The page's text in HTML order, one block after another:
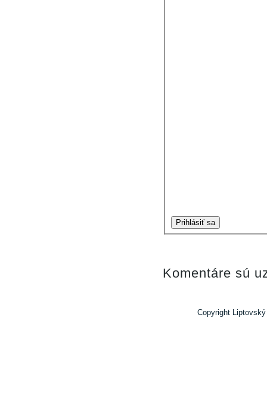
Prihlásiť sa
Komentáre sú
Copyright